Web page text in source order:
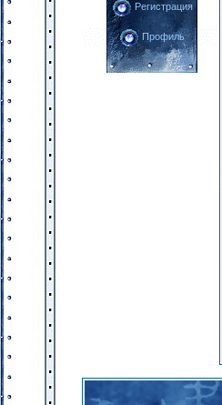
Регистрация
Профиль